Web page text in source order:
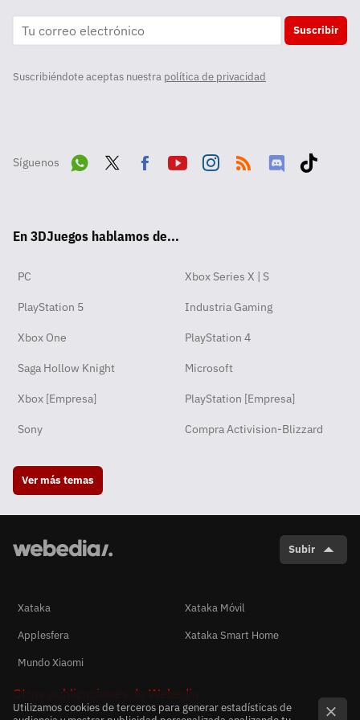
Suscribir
Suscribiéndote aceptas nuestra política de privacidad
Síguenos
pp
ok
En 3DJuegos hablamos de...
PC Xbox Series X | S
PlayStation 5 Industria Gaming
Xbox One PlayStation 4
Saga Hollow Knight Microsoft
Xbox [Empresa] PlayStation [Empresa]
Sony Compra Activision-Blizzard
Ver más temas
Subir
Xataka
Xataka Móvil
Applesfera
Xataka Smart Home
Mundo Xiaomi
Otras publicaciones de Webedia
Utilizamos cookies de terceros para generar estadísticas de